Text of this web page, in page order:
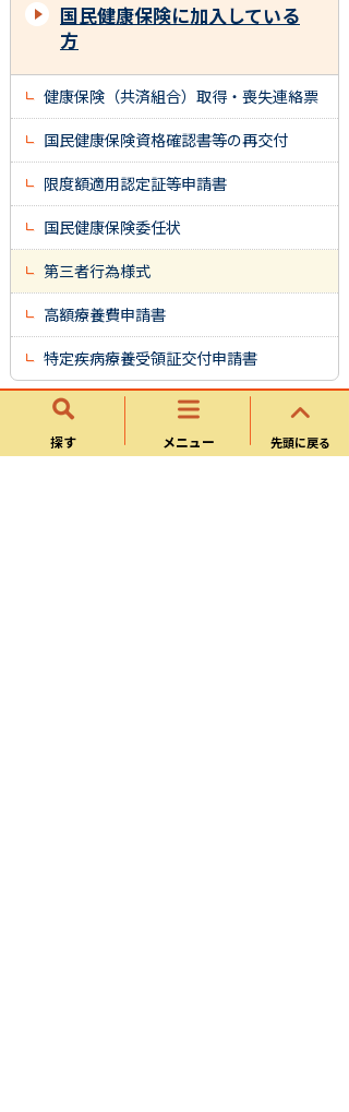
探す メニュー 先頭に戻る
国民健康保険に加入している
方
健康保険（共済組合）取得・喪失連絡票
国民健康保険資格確認書等の再交付
限度額適用認定証等申請書
国民健康保険委任状
第三者行為様式
高額療養費申請書
特定疾病療養受領証交付申請書
様式ダウンロード